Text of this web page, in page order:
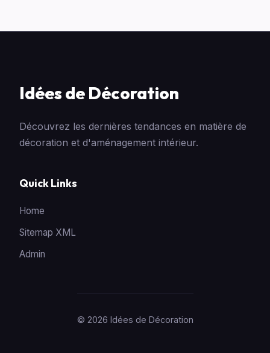
Idées de Décoration
Découvrez les dernières tendances en matière de
décoration et d'aménagement intérieur.
Quick Links
Home
Sitemap XML
Admin
© 2026 Idées de Décoration